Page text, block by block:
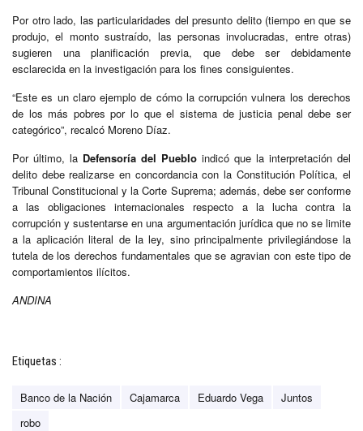
Por otro lado, las particularidades del presunto delito (tiempo en que se
produjo, el monto sustraído, las personas involucradas, entre otras)
sugieren una planificación previa, que debe ser debidamente
esclarecida en la investigación para los fines consiguientes.
“Este es un claro ejemplo de cómo la corrupción vulnera los derechos
de los más pobres por lo que el sistema de justicia penal debe ser
categórico”, recalcó Moreno Díaz.
Por último, la Defensoría del Pueblo indicó que la interpretación del
delito debe realizarse en concordancia con la Constitución Política, el
Tribunal Constitucional y la Corte Suprema; además, debe ser conforme
a las obligaciones internacionales respecto a la lucha contra la
corrupción y sustentarse en una argumentación jurídica que no se limite
a la aplicación literal de la ley, sino principalmente privilegiándose la
tutela de los derechos fundamentales que se agravian con este tipo de
comportamientos ilícitos.
ANDINA
Etiquetas :
Banco de la Nación Cajamarca Eduardo Vega
Juntos
robo